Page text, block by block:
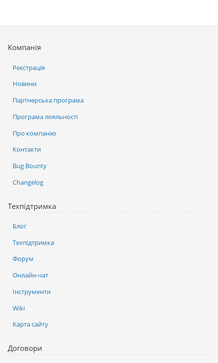
Компанія
Реєстрація
Новини
Партнерська програма
Програма лояльності
Про компанію
Контакти
Bug Bounty
Changelog
Техпідтримка
Блог
Техпідтримка
Форум
Онлайн-чат
Інструменти
Wiki
Карта сайту
Договори